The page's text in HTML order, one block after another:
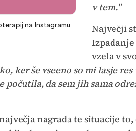
na Instagramu
v tem."
Največji
vzela v
ker še vseeno so mi lasje
počutila, da sem jih sama
nagrada te situacije